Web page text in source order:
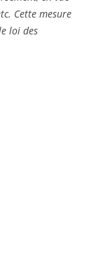
Cette mesure
loi des